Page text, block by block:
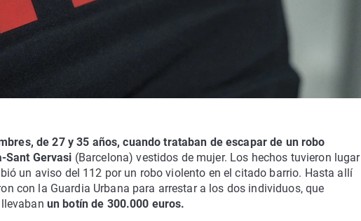
de 27 y 35 años, cuando trataban de escapar de un robo
Sant Gervasi (Barcelona) vestidos de mujer. Los hechos tuvieron lugar
un aviso del 112 por un robo violento en el citado barrio. Hasta allí
con la Guardia Urbana para arrestar a los dos individuos, que
un botín de 300.000 euros.